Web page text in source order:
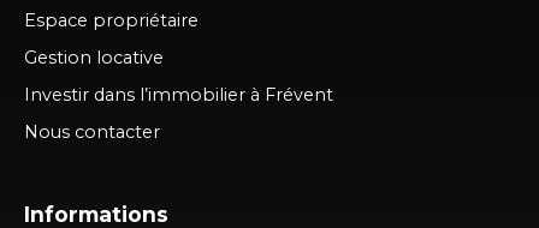
Espace propriétaire
Gestion locative
Investir dans l’immobilier à Frévent
Nous contacter
Informations